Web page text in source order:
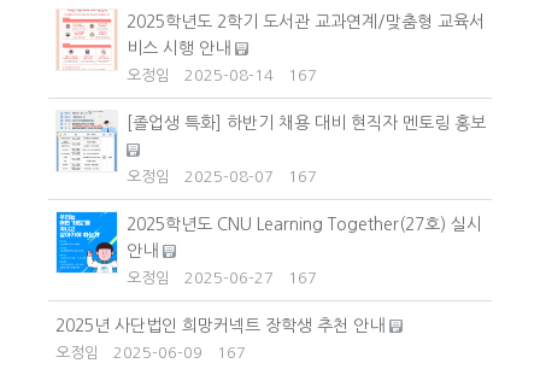
2025학년도 2학기 도서관 교과연계/맞춤형 교육서
비스 시행 안내
오정임 2025-08-14 167
[졸업생 특화] 하반기 채용 대비 현직자 멘토링 홍보
오정임 2025-08-07 167
2025학년도 CNU Learning Together(27호) 실시
안내
오정임 2025-06-27 167
2025년 사단법인 희망커넥트 장학생 추천 안내
오정임 2025-06-09 167